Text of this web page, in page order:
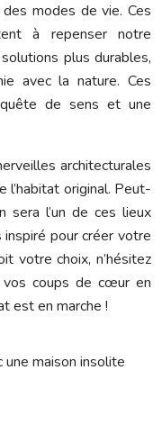
modes de vie. Ces
à repenser notre
plus durables,
avec la nature. Ces
de sens et une
architecturales
original. Peut-
sera l’un de ces lieux
pour créer votre
votre choix, n’hésitez
coups de cœur en
est en marche !